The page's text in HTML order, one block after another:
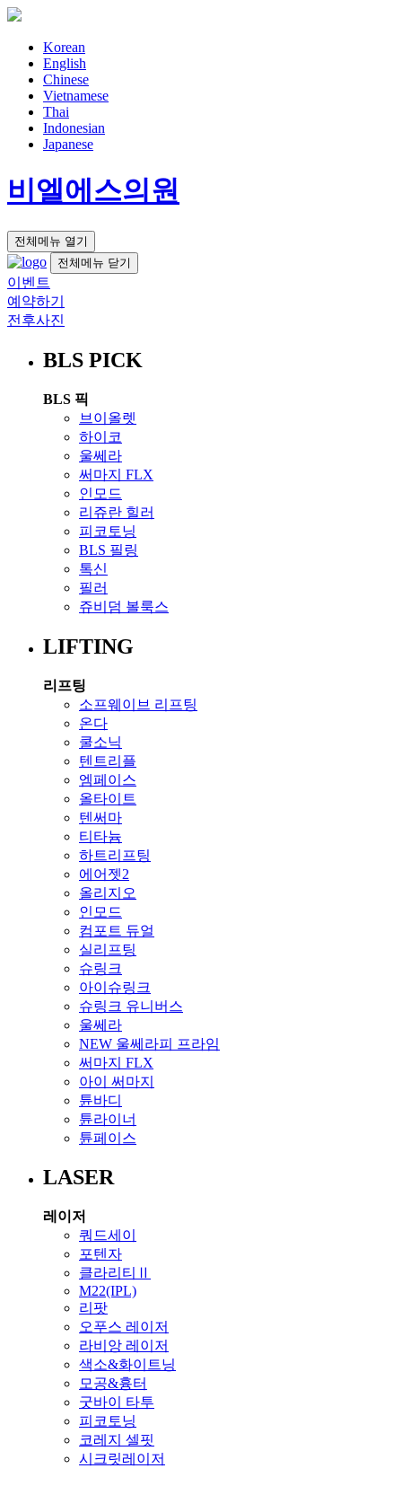
Korean
English
Chinese
Vietnamese
Thai
Indonesian
Japanese
비엘에스의원
전체메뉴 열기
전체메뉴 닫기
이벤트
예약하기
전후사진
BLS PICK
BLS 픽
브이올렛
하이코
울쎄라
써마지 FLX
인모드
리쥬란 힐러
피코토닝
BLS 필링
톡신
필러
쥬비덤 볼룩스
LIFTING
리프팅
소프웨이브 리프팅
온다
쿨소닉
텐트리플
엠페이스
올타이트
텐써마
티타늄
하트리프팅
에어젯2
올리지오
인모드
컴포트 듀얼
실리프팅
슈링크
아이슈링크
슈링크 유니버스
울쎄라
NEW 울쎄라피 프라임
써마지 FLX
아이 써마지
튠바디
튠라이너
튠페이스
LASER
레이저
쿼드세이
포텐자
클라리티Ⅱ
M22(IPL)
리팟
오푸스 레이저
라비앙 레이저
색소&화이트닝
모공&흉터
굿바이 타투
피코토닝
코레지 셀핏
시크릿레이저